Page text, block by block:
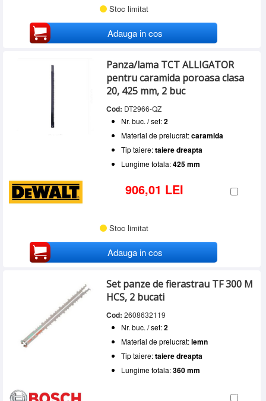
Stoc limitat
Adauga in cos
Panza/lama TCT ALLIGATOR
pentru caramida poroasa clasa
20, 425 mm, 2 buc
Cod: DT2966-QZ
Nr. buc. / set:2
Material de prelucrat:caramida
Tip taiere:taiere dreapta
Lungime totala:425 mm
906,01 LEI
Stoc limitat
Adauga in cos
Set panze de fierastrau TF 300 M
HCS, 2 bucati
Cod: 2608632119
Nr. buc. / set:2
Material de prelucrat:lemn
Tip taiere:taiere dreapta
Lungime totala:360 mm